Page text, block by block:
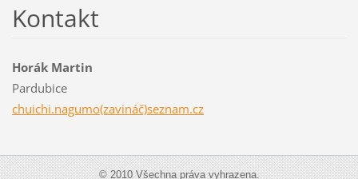
Kontakt
Horák Martin
Pardubice
chuichi.nagumo(zavináč)seznam.cz
© 2010 Všechna práva vyhrazena.